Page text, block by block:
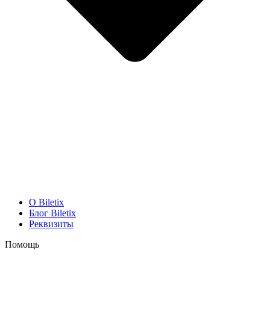
O Biletix
Блог Biletix
Реквизиты
Помощь